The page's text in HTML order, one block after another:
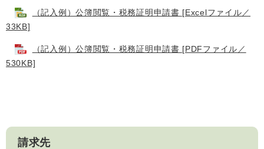
（記入例）公簿閲覧・税務証明申請書 [Excelファイル／
33KB]
（記入例）公簿閲覧・税務証明申請書 [PDFファイル／
530KB]
請求先